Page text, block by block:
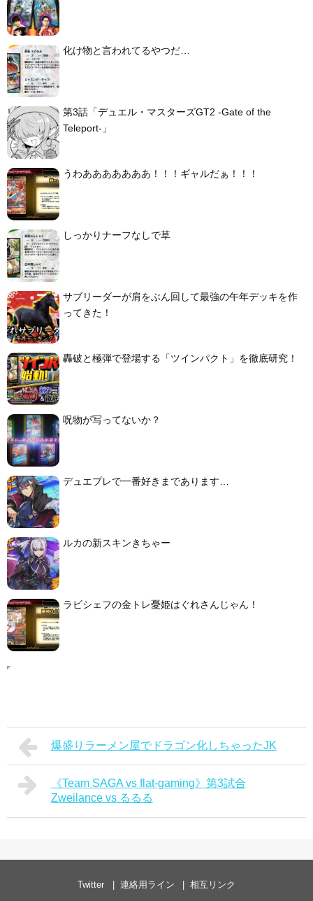
化け物と言われてるやつだ…
第3話「デュエル・マスターズGT2 -Gate of the
Teleport-」
うわあああああああ！！！ギャルだぁ！！！
しっかりナーフなしで草
サブリーダーが肩をぶん回して最強の午年デッキを作
ってきた！
轟破と極弾で登場する「ツインパクト」を徹底研究！
呪物が写ってないか？
デュエプレで一番好きまであります…
ルカの新スキンきちゃー
ラビシェフの金トレ憂姫はぐれさんじゃん！
爆盛りラーメン屋でドラゴン化しちゃったJK
《Team SAGA vs flat-gaming》第3試合
Zweilance vs るるる
Twitter 連絡用ライン
相互リンク